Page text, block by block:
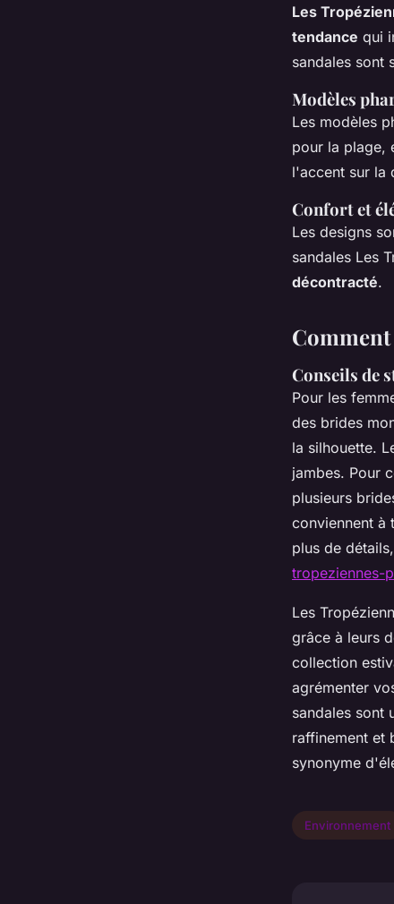
Les
tendance qui
sandales sont
Modèles
Les modèles
pour la plage,
l'accent sur la
Confort et
Les designs
sandales Les
décontracté.
Conseils de
Pour les
des brides
la silhouette.
jambes. Pour
plusieurs
conviennent à
plus de
tropeziennes-
Les
grâce à leurs
collection
agrémenter
sandales sont
raffinement et
synonyme
Environnement